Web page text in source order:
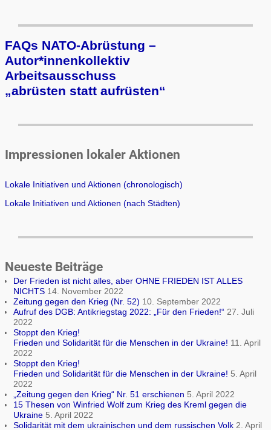
FAQs NATO-Abrüstung –
Autor*innenkollektiv
Arbeits­aus­schuss
„ab­rüs­ten statt auf­rüs­ten“
Impressionen lokaler Aktionen
Lokale Initiativen und Aktionen (chronologisch)
Lokale Initiativen und Aktionen (nach Städten)
Neueste Beiträge
Der Frieden ist nicht alles, aber OHNE FRIEDEN IST ALLES
NICHTS 14. November 2022
Zeitung gegen den Krieg (Nr. 52) 10. September 2022
Aufruf des DGB: Antikriegstag 2022: „Für den Frieden!“ 27. Juli
2022
Stoppt den Krieg!
Frieden und Solidarität für die Menschen in der Ukraine! 11. April
2022
Stoppt den Krieg!
Frieden und Solidarität für die Menschen in der Ukraine! 5. April
2022
„Zeitung gegen den Krieg“ Nr. 51 erschienen 5. April 2022
15 Thesen von Winfried Wolf zum Krieg des Kreml gegen die
Ukraine 5. April 2022
Solidarität mit dem ukrainischen und dem russischen Volk 2. April